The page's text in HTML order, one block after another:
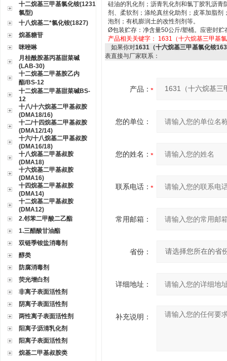
十二烷基三甲基氯化铵(1231
氯型)
十八烷基二*氯化铵(1827)
烷基糖苷
咪唑啉
月桂酰胺基丙基甜菜碱
(LAB-30)
十二烷基二甲基胺乙内
酯/BS-12
十二烷基二甲基甜菜碱BS-
12
十八/十六烷基二甲基叔胺
(DMA18/16)
十二/十四烷基二甲基叔胺
(DMA12/14)
十六/十八烷基二甲基叔胺
(DMA16/18)
十八烷基二甲基叔胺
(DMA18)
十六烷基二甲基叔胺
(DMA16)
十四烷基二甲基叔胺
(DMA14)
十二烷基二甲基叔胺
(DMA12)
2.邻苯二甲酸二乙酯
1.三醋酸甘油酯
双链季铵盐消毒剂
醇类
防腐消毒剂
荧光增白剂
非离子表面活性剂
阴离子表面活性剂
两性离子表面活性剂
阳离子沥清乳化剂
阳离子表面活性剂
烷基二甲基叔胺类
硅油的乳化剂；沥青乳化剂和氯丁胶乳沥
剂、柔软剂；涤纶真丝化助剂；皮革加脂
泡剂；有机膨润土的改性剂剂等。
Ø包装贮存：净含量50公斤/塑桶。应密封贮
产品相关关键字： 1631（十六烷基三甲基
如果你对1631（十六烷基三甲基氯化铵
表直接与厂家联系：
产品：
您的单位：
您的姓名：
联系电话：
常用邮箱：
省份：
详细地址：
补充说明：